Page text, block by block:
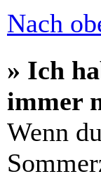
Nach
» Ich
immer
Wenn